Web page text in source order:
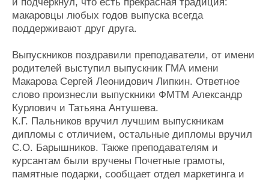
макаровцы любых годов выпуска всегда
поддерживают друг друга.
Выпускников поздравили преподаватели, от имени
родителей выступил выпускник ГМА имени
Макарова Сергей Леонидович Липкин. Ответное
слово произнесли выпускники ФМТМ Александр
Курлович и Татьяна Антушева.
К.Г. Пальников вручил лучшим выпускникам
дипломы с отличием, остальные дипломы вручил
С.О. Барышников. Также преподавателям и
курсантам были вручены Почетные грамоты,
памятные подарки, сообщает отдел маркетинга и